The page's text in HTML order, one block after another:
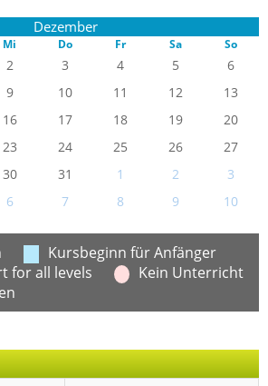
Dezember
Mi Do Fr Sa So
2 3 4 5
6
9 10 11 12
13
16 17 18 19
20
23 24 25 26
27
30 31 1 2
3
6 7 8 9 10
Kursbeginn für Anfänger
for all levels
Kein Unterricht